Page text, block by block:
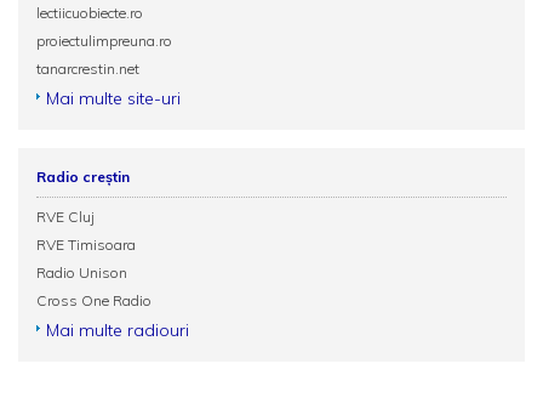
lectiicuobiecte.ro
proiectulimpreuna.ro
tanarcrestin.net
Mai multe site-uri
Radio creștin
RVE Cluj
RVE Timisoara
Radio Unison
Cross One Radio
Mai multe radiouri